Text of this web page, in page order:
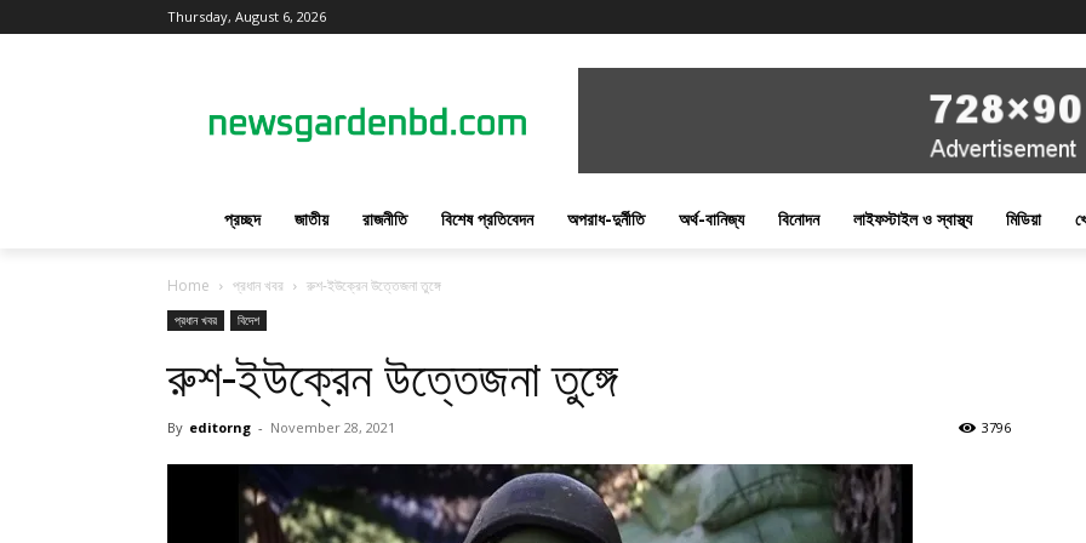
Thursday, August 6, 2026
প্রচ্ছদ জাতীয় রাজনীতি বিশেষ প্রতিবেদন অপরাধ-দুর্নীতি অর্থ-বানিজ্য বিনোদন লাইফস্টাইল ও স্বাস্থ্য মিডিয়া
Home প্রধান খবর রুশ-ইউক্রেন উত্তেজনা তুঙ্গে
প্রধান খবর বিদেশ
রুশ-ইউক্রেন উত্তেজনা তুঙ্গে
By editorng - November 28, 2021 3796